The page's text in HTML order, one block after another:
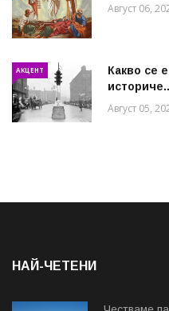
Август 06,
АКЦЕНТ
Какво се
Август 05,
НАЙ-ЧЕТЕНИ